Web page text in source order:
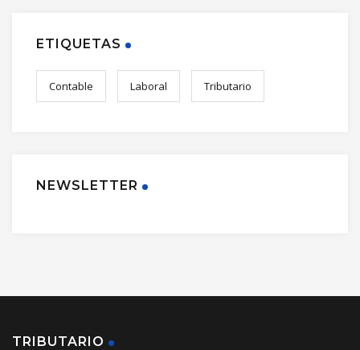
ETIQUETAS
Contable Laboral Tributario
NEWSLETTER
TRIBUTARIO